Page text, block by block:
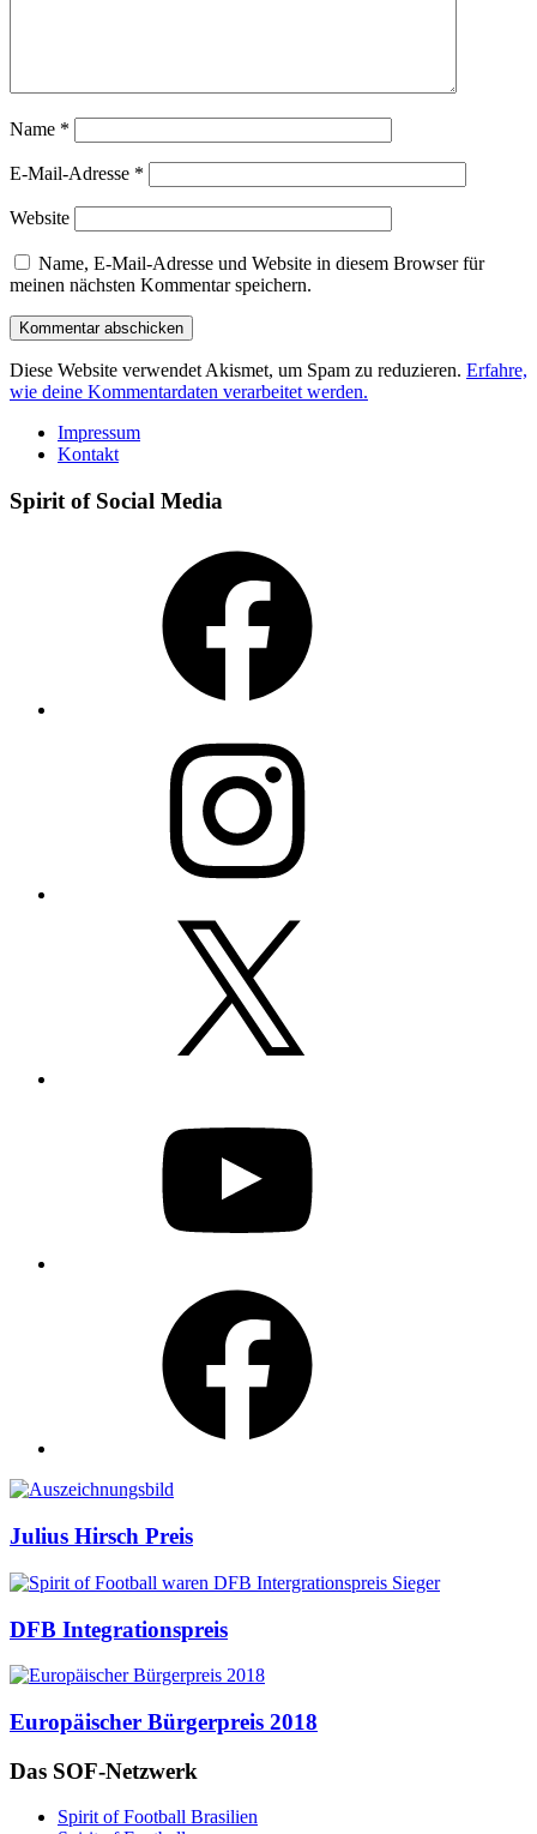
Name *
E-Mail-Adresse *
Website
Name, E-Mail-Adresse und Website in diesem Browser für
meinen nächsten Kommentar speichern.
Diese Website verwendet Akismet, um Spam zu reduzieren. Erfahre,
wie deine Kommentardaten verarbeitet werden.
Impressum
Kontakt
Spirit of Social Media
Auszeichnungen
Julius Hirsch Preis
DFB Integrationspreis
Europäischer Bürgerpreis 2018
Das SOF-Netzwerk
Spirit of Football Brasilien